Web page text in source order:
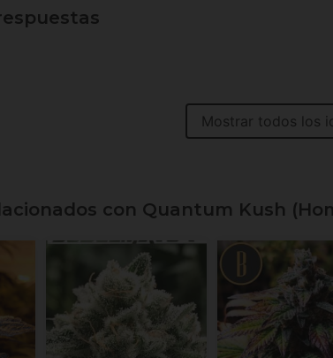
Mostrar todos los
con Quantum Kush